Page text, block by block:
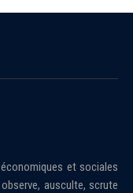
et sociales
ausculte, scrute